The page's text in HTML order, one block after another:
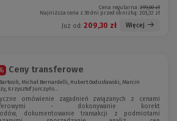
Cena regularna: 299,00 zł
Najniższa cena z 30 dni przed obniżką: 203,32 zł
Już od: 209,30 zł Więcej
Ceny transferowe
Bartosik, Michał Bernardelli, Hubert Godusławski, Marcin
Krzysztof Jurczyńs...
omówienie zagadnień związanych z cenami
- dokonywanie korekt
dokumentowanie transakcji z podmiotami